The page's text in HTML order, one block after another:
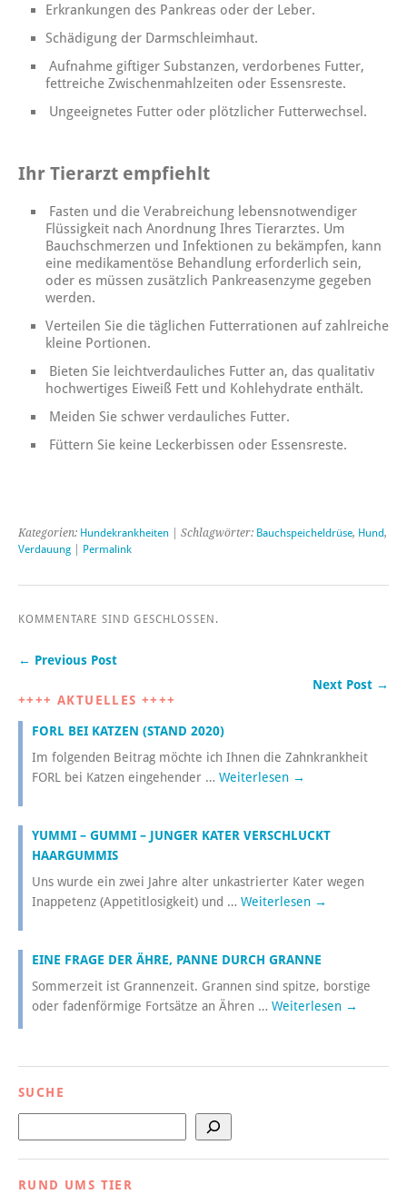
Erkrankungen des Pankreas oder der Leber.
Schädigung der Darmschleimhaut.
Aufnahme giftiger Substanzen, verdorbenes Futter,
fettreiche Zwischenmahlzeiten oder Essensreste.
Ungeeignetes Futter oder plötzlicher Futterwechsel.
Ihr Tierarzt empfiehlt
Fasten und die Verabreichung lebensnotwendiger
Flüssigkeit nach Anordnung Ihres Tierarztes. Um
Bauchschmerzen und Infektionen zu bekämpfen, kann
eine medikamentöse Behandlung erforderlich sein,
oder es müssen zusätzlich Pankreasenzyme gegeben
werden.
Verteilen Sie die täglichen Futterrationen auf zahlreiche
kleine Portionen.
Bieten Sie leichtverdauliches Futter an, das qualitativ
hochwertiges Eiweiß Fett und Kohlehydrate enthält.
Meiden Sie schwer verdauliches Futter.
Füttern Sie keine Leckerbissen oder Essensreste.
Kategorien: Hundekrankheiten | Schlagwörter: Bauchspeicheldrüse, Hund,
Verdauung
Permalink
KOMMENTARE SIND GESCHLOSSEN.
← Previous Post
Next Post →
++++ AKTUELLES ++++
FORL BEI KATZEN (STAND 2020)
Im folgenden Beitrag möchte ich Ihnen die Zahnkrankheit
FORL bei Katzen eingehender … Weiterlesen →
YUMMI – GUMMI – JUNGER KATER VERSCHLUCKT
HAARGUMMIS
Uns wurde ein zwei Jahre alter unkastrierter Kater wegen
Inappetenz (Appetitlosigkeit) und … Weiterlesen →
EINE FRAGE DER ÄHRE, PANNE DURCH GRANNE
Sommerzeit ist Grannenzeit. Grannen sind spitze, borstige
oder fadenförmige Fortsätze an Ähren … Weiterlesen →
SUCHE
RUND UMS TIER